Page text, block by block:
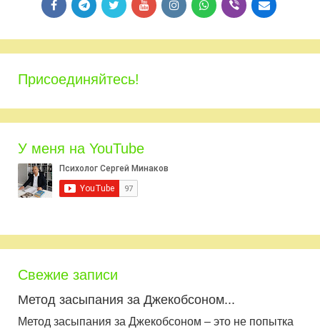
Присоединяйтесь!
У меня на YouTube
Свежие записи
Метод засыпания за Джекобсоном...
Метод засыпания за Джекобсоном – это не попытка